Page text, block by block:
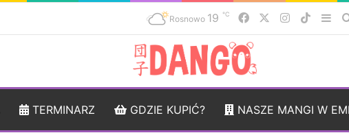
Rosnowo 19 ℃ Facebook Instagram
TikTok
TERMINARZ GDZIE KUPIĆ? NASZE MANGI W